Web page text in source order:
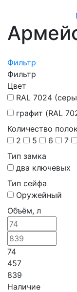
Фильтр
Фильтр
Цвет
RAL 7024
графит (RAL
Количество полок
2
5 6 7
Тип замка
два ключевых
Тип сейфа
Оружейный
Объём, л
74
457
839
Наличие